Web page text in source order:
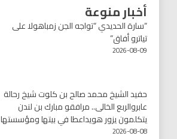
أخبار منوعة
“سارة الحديدي “تواجه الجن زمباهولا على
تياترو أفاق”
2026-08-09
حفيد الشيخ محمد صالح بن كلوت شيخ رحالة
عابروالربع الخالى.. مرافقو مبارك بن لندن
يتكلمون يزور هويداعطا في بيتها ومؤسستها
2026-08-08